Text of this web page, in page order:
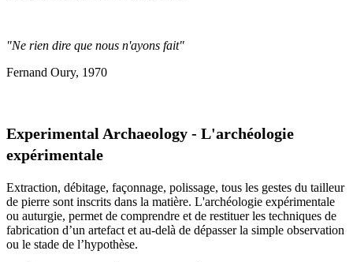
"Ne rien dire que nous n'ayons fait"
Fernand Oury, 1970
Experimental Archaeology - L'archéologie
expérimentale
Extraction, débitage, façonnage, polissage, tous les gestes du tailleur
de pierre sont inscrits dans la matière. L'archéologie expérimentale
ou auturgie, permet de comprendre et de restituer les techniques de
fabrication d’un artefact et au-delà de dépasser la simple observation
ou le stade de l’hypothèse.